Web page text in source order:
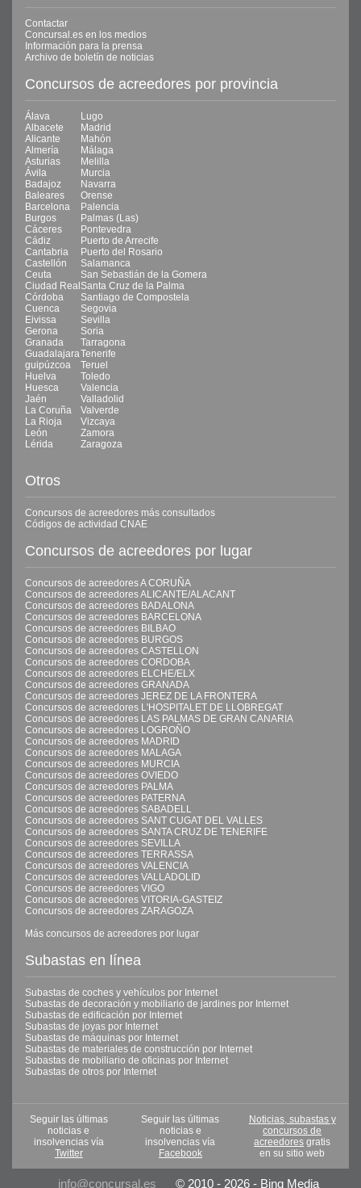
Contactar
Concursal.es en los medios
Información para la prensa
Archivo de boletín de noticias
Concursos de acreedores por provincia
Álava
Lugo
Albacete
Madrid
Alicante
Mahón
Almería
Málaga
Asturias
Melilla
Ávila
Murcia
Badajoz
Navarra
Baleares
Orense
Barcelona
Palencia
Burgos
Palmas (Las)
Cáceres
Pontevedra
Cádiz
Puerto de Arrecife
Cantabria
Puerto del Rosario
Castellón
Salamanca
Ceuta
San Sebastián de la Gomera
Ciudad Real Santa Cruz de la Palma
Córdoba
Santiago de Compostela
Cuenca
Segovia
Eivissa
Sevilla
Gerona
Soria
Granada
Tarragona
GuadalajaraTenerife
guipúzcoa
Teruel
Huelva
Toledo
Huesca
Valencia
Jaén
Valladolid
La Coruña
Valverde
La Rioja
Vizcaya
León
Zamora
Lérida
Zaragoza
Otros
Concursos de acreedores más consultados
Códigos de actividad CNAE
Concursos de acreedores por lugar
Concursos de acreedores A CORUÑA
Concursos de acreedores ALICANTE/ALACANT
Concursos de acreedores BADALONA
Concursos de acreedores BARCELONA
Concursos de acreedores BILBAO
Concursos de acreedores BURGOS
Concursos de acreedores CASTELLON
Concursos de acreedores CORDOBA
Concursos de acreedores ELCHE/ELX
Concursos de acreedores GRANADA
Concursos de acreedores JEREZ DE LA FRONTERA
Concursos de acreedores L'HOSPITALET DE LLOBREGAT
Concursos de acreedores LAS PALMAS DE GRAN CANARIA
Concursos de acreedores LOGROÑO
Concursos de acreedores MADRID
Concursos de acreedores MALAGA
Concursos de acreedores MURCIA
Concursos de acreedores OVIEDO
Concursos de acreedores PALMA
Concursos de acreedores PATERNA
Concursos de acreedores SABADELL
Concursos de acreedores SANT CUGAT DEL VALLES
Concursos de acreedores SANTA CRUZ DE TENERIFE
Concursos de acreedores SEVILLA
Concursos de acreedores TERRASSA
Concursos de acreedores VALENCIA
Concursos de acreedores VALLADOLID
Concursos de acreedores VIGO
Concursos de acreedores VITORIA-GASTEIZ
Concursos de acreedores ZARAGOZA
Más concursos de acreedores por lugar
Subastas en línea
Subastas de coches y vehículos por Internet
Subastas de decoración y mobiliario de jardines por Internet
Subastas de edificación por Internet
Subastas de joyas por Internet
Subastas de máquinas por Internet
Subastas de materiales de construcción por Internet
Subastas de mobiliario de oficinas por Internet
Subastas de otros por Internet
Seguir las últimas
noticias e
insolvencias vía
Twitter
Seguir las últimas
noticias e
insolvencias vía
Facebook
Noticias, subastas y
concursos de
acreedores gratis
en su sitio web
info@concursal.es © 2010 - 2026 - Binq Media